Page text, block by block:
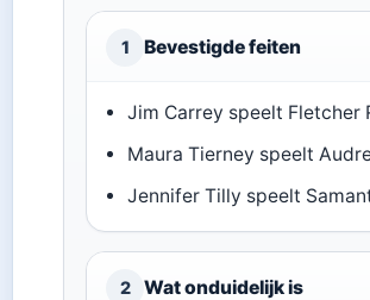
1 Bevestigde feiten
Jim Carrey speelt Fletcher
Maura Tierney speelt
Jennifer Tilly speelt
2 Wat onduidelijk is